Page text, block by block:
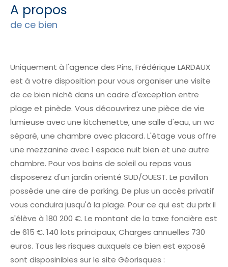
a propos
de ce bien
Uniquement à l'agence des Pins, Frédérique LARDAUX
est à votre disposition pour vous organiser une visite
de ce bien niché dans un cadre d'exception entre
plage et pinède. Vous découvrirez une pièce de vie
lumieuse avec une kitchenette, une salle d'eau, un wc
séparé, une chambre avec placard. L'étage vous offre
une mezzanine avec 1 espace nuit bien et une autre
chambre. Pour vos bains de soleil ou repas vous
disposerez d'un jardin orienté SUD/OUEST. Le pavillon
possède une aire de parking. De plus un accès privatif
vous conduira jusqu'à la plage. Pour ce qui est du prix il
s'élève à 180 200 €. Le montant de la taxe foncière est
de 615 €. 140 lots principaux, Charges annuelles 730
euros. Tous les risques auxquels ce bien est exposé
sont disposinibles sur le site Géorisques :